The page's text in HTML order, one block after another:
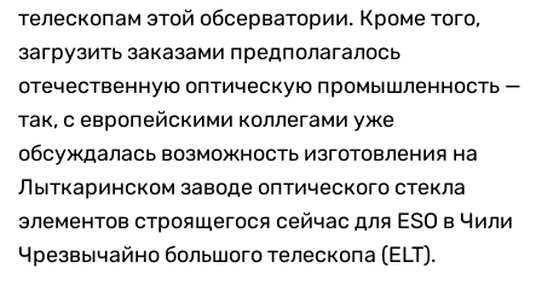
телескопам этой обсерватории. Кроме того,
загрузить заказами предполагалось
отечественную оптическую промышленность —
так, с европейскими коллегами уже
обсуждалась возможность изготовления на
Лыткаринском заводе оптического стекла
элементов строящегося сейчас для ESO в Чили
Чрезвычайно большого телескопа (ELT).